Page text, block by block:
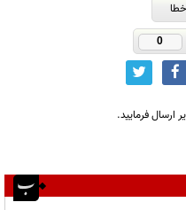
0
ارسال فرمایید.